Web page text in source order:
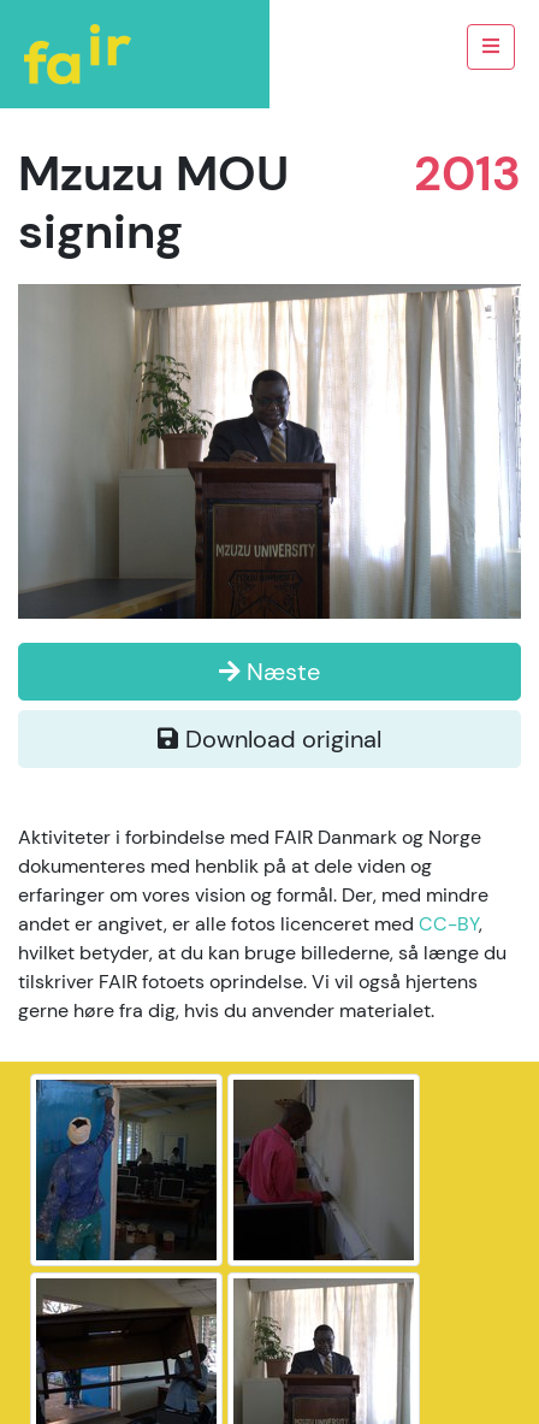
2013
Mzuzu MOU
signing
Næste
Download original
Aktiviteter i forbindelse med FAIR Danmark og Norge
dokumenteres med henblik på at dele viden og
erfaringer om vores vision og formål. Der, med mindre
andet er angivet, er alle fotos licenceret med CC-BY,
hvilket betyder, at du kan bruge billederne, så længe du
tilskriver FAIR fotoets oprindelse. Vi vil også hjertens
gerne høre fra dig, hvis du anvender materialet.